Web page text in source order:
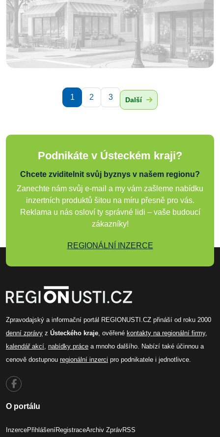
1 2 3 Další
Podnikáte v Ústeckém kraji?
Chcete zviditelnit svůj byznys v našem regionu?
Zanechte nám svůj e-mail a my vám zašleme nabídku
inzertních produktů šitou na míru přesně pro vás.
Reklama u nás osloví ty správné lidi – vaše budoucí
zákazníky!
REGIONÁLNÍ INZERCE
Zpravodajský a informační portál REGIONUSTI.CZ přináší od roku 2000
denní zprávy z Ústeckého kraje, ověřené kontakty na regionální firmy,
kalendář akcí, nabídky práce a mnoho dalšího. Nabízí také účinnou a
cenově dostupnou regionální inzerci pro podnikatele i jednotlivce.
O portálu
InzercePřihlášeníRegistraceArchiv ZprávRSS